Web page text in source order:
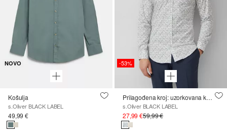
NOVO
Košulja
s.Oliver BLACK LABEL
49,99 €
-53%
Prilagođena kroj: uzorkovana košulja dugih rukava od Comfortstretch materijala
s.Oliver BLACK LABEL
27,99 €59,99 €